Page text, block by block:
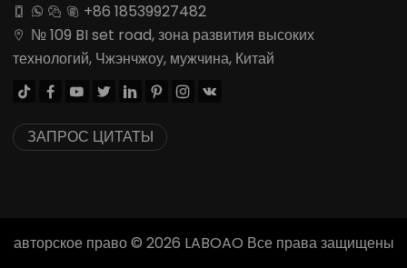
    +86 18539927482

№ 109 BI set road, зона развития высоких
технологий, Чжэнчжоу, мужчина, Китай
       
ЗАПРОС ЦИТАТЫ
авторское право © 2026 LABOAO Все права защищены